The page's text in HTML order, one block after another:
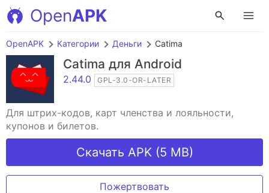
OpenAPK
OpenAPK Категории Деньги Catima
Catima для Android
2.44.0 GPL-3.0-OR-LATER
Для штрих-кодов, карт членства и лояльности,
купонов и билетов.
Скачать APK (5 MB)
Пожертвовать